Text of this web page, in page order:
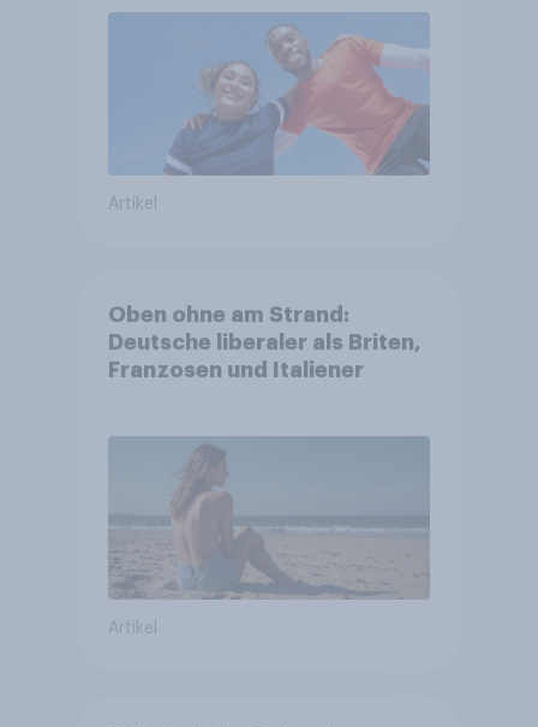
Artikel
Oben ohne am Strand:
Deutsche liberaler als Briten,
Franzosen und Italiener
Artikel